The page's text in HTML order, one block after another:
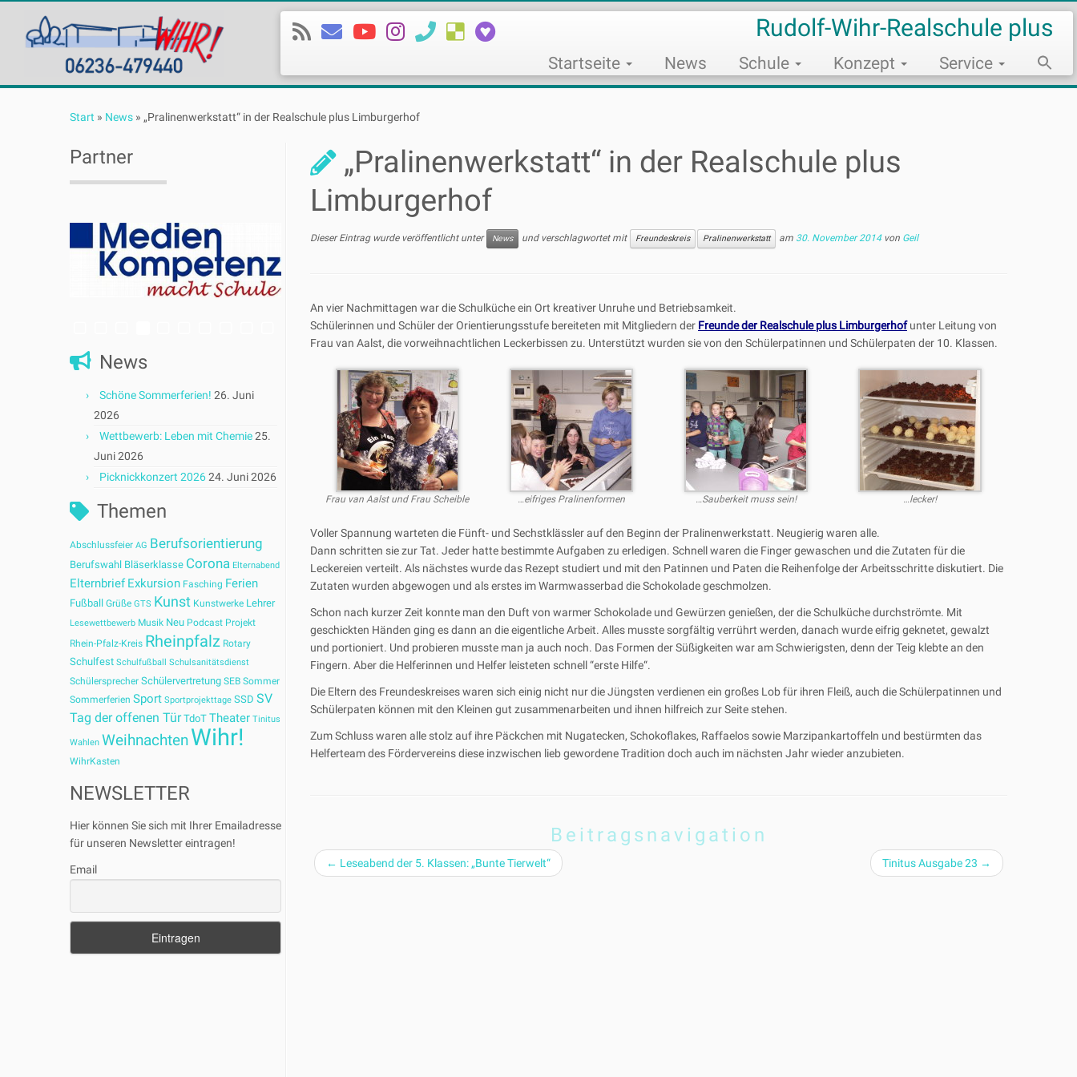
Rudolf-Wihr-Realschule plus
Startseite News Schule Konzept Service
for:
Search
Start » News » „Pralinenwerkstatt“ in der Realschule plus Limburgerhof
Partner
News
Schöne Sommerferien! 26. Juni
2026
Wettbewerb: Leben mit Chemie25.
Juni 2026
Picknickkonzert 202624. Juni 2026
Themen
Abschlussfeier AG Berufsorientierung
Berufswahl Bläserklasse Corona Elternabend
Elternbrief Exkursion Fasching Ferien
Fußball Grüße GTS Kunst Kunstwerke Lehrer
Lesewettbewerb Musik Neu Podcast Projekt
Rhein-Pfalz-Kreis Rheinpfalz Rotary
Schulfest Schulfußball Schulsanitätsdienst
Schülersprecher Schülervertretung SEB Sommer
Sommerferien Sport Sportprojekttage SSD SV
Tag der offenen Tür TdoT Theater Tinitus
Wahlen WeihnachtenWihr!
WihrKasten
NEWSLETTER
Hier können Sie sich mit Ihrer Emailadresse
für unseren Newsletter eintragen!
Email
„Pralinenwerkstatt“ in der Realschule plus
Limburgerhof
Dieser Eintrag wurde veröffentlicht unter News und verschlagwortet mit Freundeskreis Pralinenwerkstatt am 30. November 2014 von Geil
An vier Nachmittagen war die Schulküche ein Ort kreativer Unruhe und Betriebsamkeit.
Schülerinnen und Schüler der Orientierungsstufe bereiteten mit Mitgliedern der Freunde der Realschule plus Limburgerhofunter Leitung von
Frau van Aalst, die vorweihnachtlichen Leckerbissen zu. Unterstützt wurden sie von den Schülerpatinnen und Schülerpaten der 10. Klassen.
Frau van Aalst und Frau Scheible …eifriges Pralinenformen …Sauberkeit muss sein! …lecker!
Voller Spannung warteten die Fünft- und Sechstklässler auf den Beginn der Pralinenwerkstatt. Neugierig waren alle.
Dann schritten sie zur Tat. Jeder hatte bestimmte Aufgaben zu erledigen. Schnell waren die Finger gewaschen und die Zutaten für die
Leckereien verteilt. Als nächstes wurde das Rezept studiert und mit den Patinnen und Paten die Reihenfolge der Arbeitsschritte diskutiert. Die
Zutaten wurden abgewogen und als erstes im Warmwasserbad die Schokolade geschmolzen.
Schon nach kurzer Zeit konnte man den Duft von warmer Schokolade und Gewürzen genießen, der die Schulküche durchströmte. Mit
geschickten Händen ging es dann an die eigentliche Arbeit. Alles musste sorgfältig verrührt werden, danach wurde eifrig geknetet, gewalzt
und portioniert. Und probieren musste man ja auch noch. Das Formen der Süßigkeiten war am Schwierigsten, denn der Teig klebte an den
Fingern. Aber die Helferinnen und Helfer leisteten schnell “erste Hilfe“.
Die Eltern des Freundeskreises waren sich einig nicht nur die Jüngsten verdienen ein großes Lob für ihren Fleiß, auch die Schülerpatinnen und
Schülerpaten können mit den Kleinen gut zusammenarbeiten und ihnen hilfreich zur Seite stehen.
Zum Schluss waren alle stolz auf ihre Päckchen mit Nugatecken, Schokoflakes, Raffaelos sowie Marzipankartoffeln und bestürmten das
Helferteam des Fördervereins diese inzwischen lieb gewordene Tradition doch auch im nächsten Jahr wieder anzubieten.
Beitragsnavigation
← Leseabend der 5. Klassen: „Bunte Tierwelt“ Tinitus Ausgabe 23 →